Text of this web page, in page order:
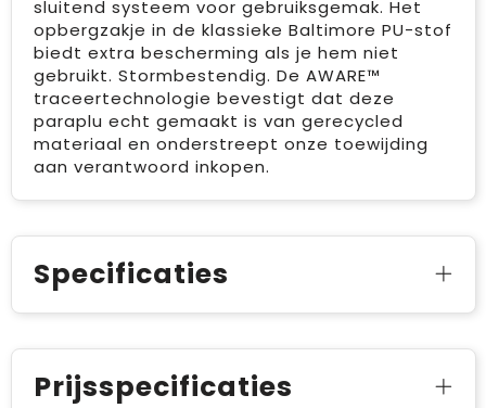
sluitend systeem voor gebruiksgemak. Het
opbergzakje in de klassieke Baltimore PU-stof
biedt extra bescherming als je hem niet
gebruikt. Stormbestendig. De AWARE™
traceertechnologie bevestigt dat deze
paraplu echt gemaakt is van gerecycled
materiaal en onderstreept onze toewijding
aan verantwoord inkopen.
Specificaties
Prijsspecificaties